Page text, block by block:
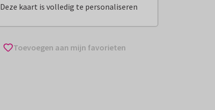
Deze kaart is volledig te personaliseren
Toevoegen aan mijn favorieten